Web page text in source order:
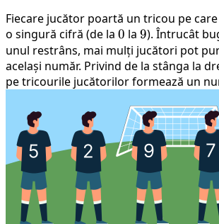
Fiecare jucător poartă un tricou pe
o singură cifră (de la 0
0 la 9
9). Întrucât
unul restrâns, mai mulți jucători pot
același număr. Privind de la stânga la
pe tricourile jucătorilor formează un